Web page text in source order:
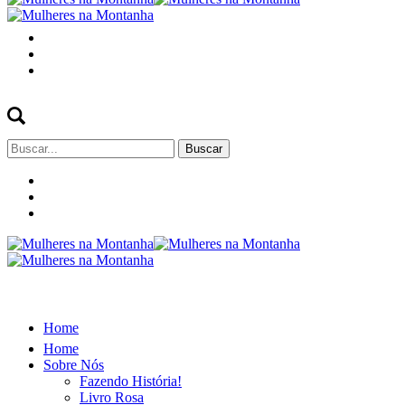
Buscar
por:
Home
Home
Sobre Nós
Fazendo História!
Livro Rosa